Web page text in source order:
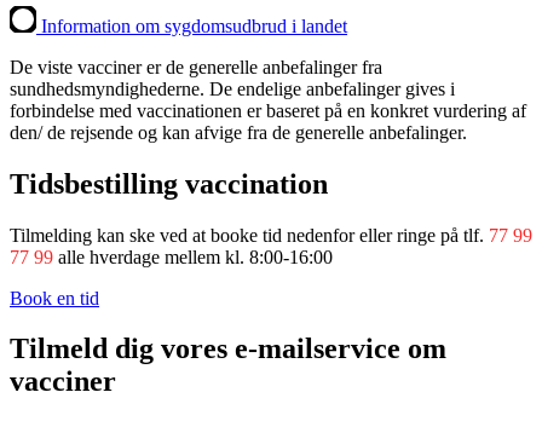
Information om sygdomsudbrud i landet
De viste vacciner er de generelle anbefalinger fra
sundhedsmyndighederne. De endelige anbefalinger gives i
forbindelse med vaccinationen er baseret på en konkret vurdering af
den/ de rejsende og kan afvige fra de generelle anbefalinger.
Tidsbestilling vaccination
Tilmelding kan ske ved at booke tid nedenfor eller ringe på tlf. 77 99
77 99 alle hverdage mellem kl. 8:00-16:00
Book en tid
Tilmeld dig vores e-mailservice om
vacciner